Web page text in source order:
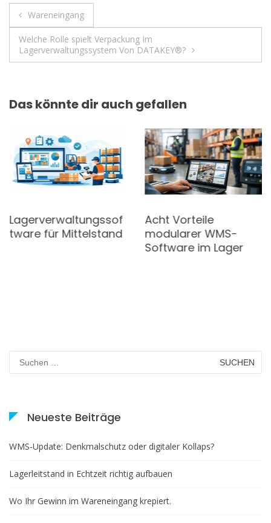
Beitragsnavigation
Wareneingang
Welche Rolle spielt Verpackung Im
Lagerverwaltungssystem Von DATAKEY®️?
Das könnte dir auch gefallen
Lagerverwaltungssof
tware für Mittelstand
Acht Vorteile
modularer WMS-
Software im Lager
Suchen
nach:
Neueste Beiträge
WMS-Update: Denkmalschutz oder digitaler Kollaps?
Lagerleitstand in Echtzeit richtig aufbauen
Wo Ihr Gewinn im Wareneingang krepiert.